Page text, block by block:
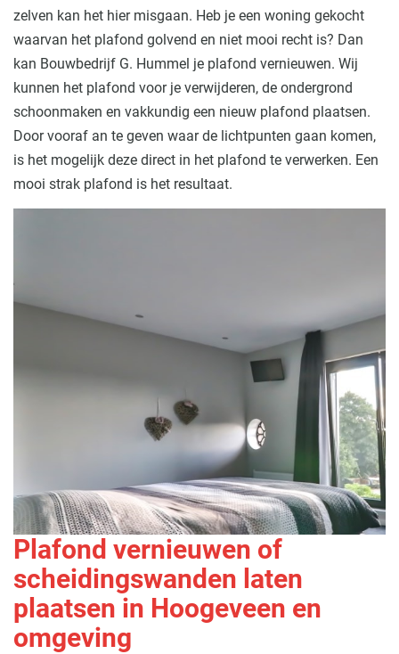
zelven kan het hier misgaan. Heb je een woning gekocht
waarvan het plafond golvend en niet mooi recht is? Dan
kan Bouwbedrijf G. Hummel je plafond vernieuwen. Wij
kunnen het plafond voor je verwijderen, de ondergrond
schoonmaken en vakkundig een nieuw plafond plaatsen.
Door vooraf an te geven waar de lichtpunten gaan komen,
is het mogelijk deze direct in het plafond te verwerken. Een
mooi strak plafond is het resultaat.
Plafond vernieuwen of
scheidingswanden laten
plaatsen in Hoogeveen en
omgeving